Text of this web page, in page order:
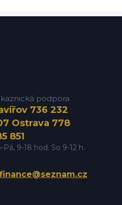
podpora
736 232
Ostrava 778
851
Pá, 9-18 hod. So 9-12 h.